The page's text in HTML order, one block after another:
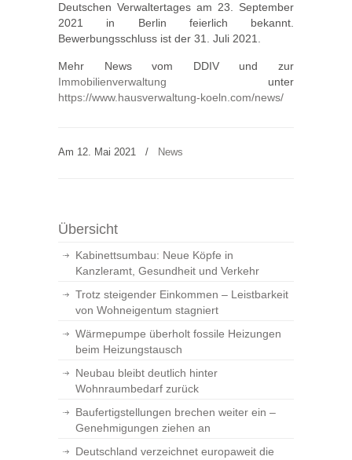
Deutschen Verwaltertages am 23. September
2021 in Berlin feierlich bekannt.
Bewerbungsschluss ist der 31. Juli 2021.
Mehr News vom DDIV und zur
Immobilienverwaltung unter
https://www.hausverwaltung-koeln.com/news/
Am 12. Mai 2021 / News
Übersicht
Kabinettsumbau: Neue Köpfe in
Kanzleramt, Gesundheit und Verkehr
Trotz steigender Einkommen – Leistbarkeit
von Wohneigentum stagniert
Wärmepumpe überholt fossile Heizungen
beim Heizungstausch
Neubau bleibt deutlich hinter
Wohnraumbedarf zurück
Baufertigstellungen brechen weiter ein –
Genehmigungen ziehen an
Deutschland verzeichnet europaweit die